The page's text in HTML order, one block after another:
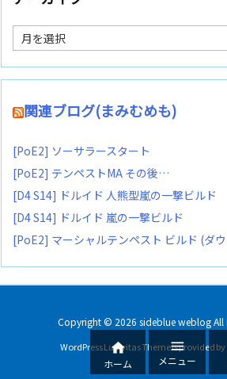
ア
ー
カ
イ
関連ブログ(まみむめも)
[PoE2] ソーサラースタート
[PoE2] テンペストMA その後…
[D4 S14] ドルイド 人熊型嵐の一撃ビルド
[D4 S14] ドルイド 嵐の一撃ビルド
[PoE2] マーシャルテンペスト ビルド (ダ
Copyright © 2026 sideblue weblogAll
WordPress Luxeritas Theme is provided by

ホーム

メニュー